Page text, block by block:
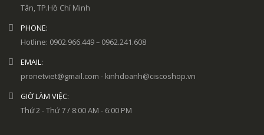
Tân, TP.Hồ Chí Minh
PHONE:
Hotline: 0902.966.449 – 0962.241.608
EMAIL:
pronetviet@gmail.com - kinhdoanh@ciscoshop.vn
GIỜ LÀM VIỆC:
Thứ 2 - Thứ 7 / 8:00 AM - 6:00 PM